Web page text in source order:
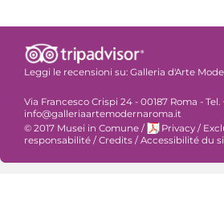
Leggi le recensioni su: Galleria d'Arte
Via Francesco Crispi 24 - 00187 Roma -
info@galleriaartemodernaroma.it
© 2017 Musei in Comune / Privacy /
responsabilité / Credits / Accessibilité du